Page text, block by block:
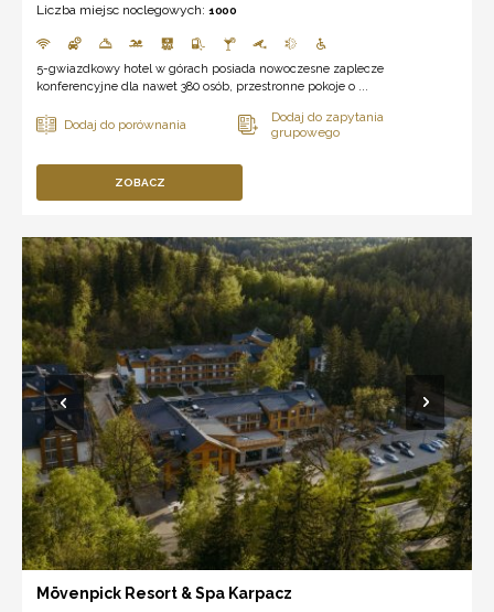
Liczba miejsc noclegowych: 1000
5-gwiazdkowy hotel w górach posiada nowoczesne zaplecze
konferencyjne dla nawet 380 osób, przestronne pokoje o ...
ZOBACZ
Mövenpick Resort & Spa Karpacz